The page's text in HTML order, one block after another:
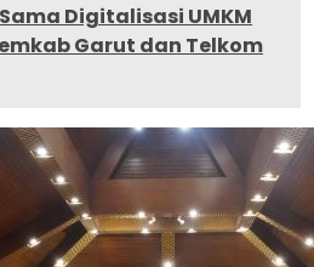
Digitalisasi UMKM
Garut dan Telkom